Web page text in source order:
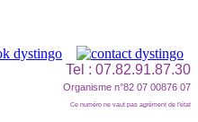
Tel : 07.82.91.87.30
Organisme n°82 07 00876 07
Ce numéro ne vaut pas agrément de l'état